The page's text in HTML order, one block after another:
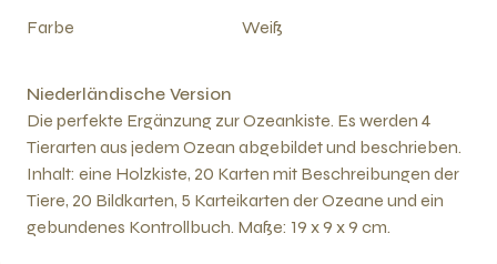
Farbe
Weiß
Niederländische Version
Die perfekte Ergänzung zur Ozeankiste. Es werden 4
Tierarten aus jedem Ozean abgebildet und beschrieben.
Inhalt: eine Holzkiste, 20 Karten mit Beschreibungen der
Tiere, 20 Bildkarten, 5 Karteikarten der Ozeane und ein
gebundenes Kontrollbuch. Maße: 19 x 9 x 9 cm.